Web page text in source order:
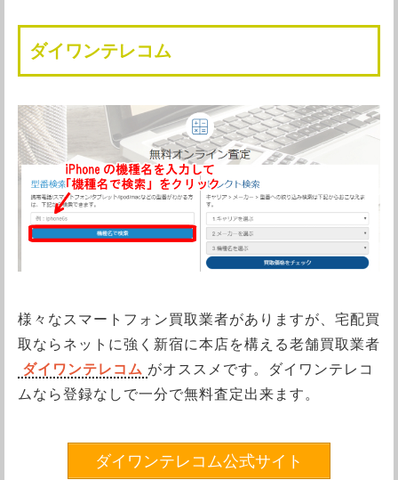
ダイワンテレコム
様々なスマートフォン買取業者がありますが、宅配買
取ならネットに強く新宿に本店を構える老舗買取業者
ダイワンテレコム がオススメです。ダイワンテレコ
ムなら登録なしで一分で無料査定出来ます。
ダイワンテレコム公式サイト